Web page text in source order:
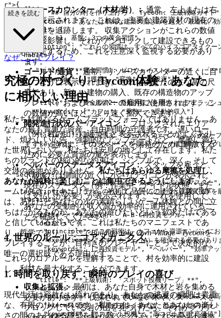
リソースカウンター（木材/岩）：通常、左上または右
上に表示されます。 これは、主要な建築資材の現在の
供給量を追跡します。 収集アクションがこれらの数値
に直接影響し、それがアンロックして建設できるもの
を決定するため、これを注意深く監視する必要があり
ます。
ゴールド/通貨：通常、リソースカウンターの近くに目
立つように表示されます。 これはあなたの主な富の尺
度であり、新しい建物の購入、既存の構造物のアップ
グレード、およびヘルパーの雇用に使用されます。 こ
の数値が高いほど、より速く拡大できます。
開発進行状況バー/アイコン： ブロックされたエリア
（例：岩の山）に近づくと表示されることがよくあり
ます。 これは、そのスペースを開発のために解放する
ために必要な資源の量を表示します。
ヘルパーのステータスアイコン：スタッフを雇うと、
下部または側面の近くに小さなアイコンが表示され、
現在のステータス（例：作業中、アイドル状態、また
は支払いが必要）が表示されます。 これを使用して、
あなたの受動的な収入源が効率的に運用されているこ
とを確認してください。
4. 世界のルール：コアメカニクス
これらのコアルールを理解することで、村を効率的に建設
し、利益を最大化することができます。
収集と拡張： 最初は、あなた自身で木材と岩を集める
必要があります。 伐採されていない木や、スペースを
ブロックしている岩の山を見つけたら、それがクリア
r">{
"title": "## 自分の村を作り上げろ - Tycoon: 上級戦略ガイド
"introduction": "あなたは単純な建築の楽しみを超え、最適化、効
  "section1": {
    "title": "1. 基盤: 3つの黄金習慣",
"description": "これらの習慣は、すべてのハイスコアタイクー
    "habits": [
      {
"title": "**黄金習慣1: ゼロウェイストループ** - 「**自
        "keywords": ["獲得", "変換", "再投資"]
      },
      {
"title": "**黄金習慣2: 受動的収入を優先（カフェラッシュ
        "keywords": ["カフェ", "乗数", "受動的収入"]
      },
      {
"title": "**黄金習慣3: 'ゴールドファースト' バータープロ
"keywords": ["ゴールド", "ヘルパー", "構造物アップグ
      }
    ]
  },
  "section2": {
    "title": "2. エリート戦術: スコアリングエンジンのマスター",
"description": "これらの戦術は、ゲームの経済と資源変換率を
    "tactics": [
      {
        "title": "**上級戦術: 「A-B-C再投資モデル」**",
        "details": {
"principle": "この戦術は、カフェから資源エンジンにお
"execution": "まず、カフェ（A）を確保する必要がありま
"keywords": ["再投資モデル", "ヘルパー", "効率アッ
        }
      },
      {
        "title": "**上級戦術: 「スポット投機リープ」**",
        "details": {
"principle": "これは、最初は高価に見える高コスト、高
"execution": "初期のプレイヤーは、低コストのスポットを
          "keywords": ["スポット投機", "高コスト", "高価値"]
続きを読む
なぜここでプレイ？
究極の村づくり - Tycoon体験：あなた
に相応しい理由
私たちは単なるゲームプラットフォームではありません。あ
なたの最も貴重な資産、自由時間の守護者です。遅いロー
ド、煩わしい広告、強制的なアップデートなど、摩擦に満ち
た世界において、私たちは安息の地として存在します。私た
ちのブランドの核心的な約束は、シンプルで、深く、そして
交渉の余地がありません。 私たちはあらゆる摩擦を処理し、
あなたが純粋に楽しむことに集中できるようにします。シ
ームレスさ、セキュリティ、そして品質にこだわり抜くの
は、あなたとあなたの次の素晴らしいゲーム体験との間に立
ちはだかるものが、あなたの遊びたいという欲求だけである
と信じているからです。これは私たちのマニフェストであ
り、哲学であり、ここでBuilding Your Own Village - Tycoonを
プレイすることが、目利きのプレイヤーにとって決定的な、
唯一の選択肢である理由です。
1. 時間を取り戻す：瞬時のプレイの喜び
現代生活は容赦ない流れであり、あなたの逃避の瞬間は貴重
な、有限のリソースです。私たちは、あなたとあなたの楽し
さの間のあらゆる障壁を取り除くことで、それを尊重しま